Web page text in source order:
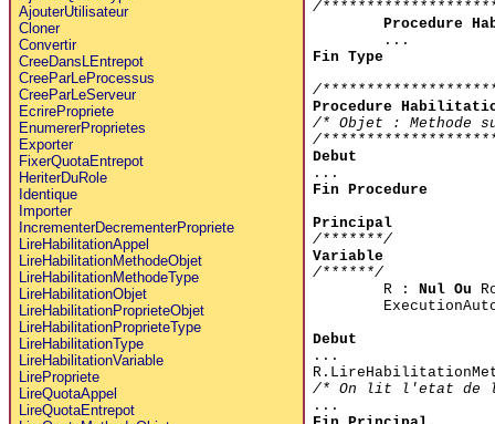
AjouterUtilisateur
Cloner
Convertir
CreeDansLEntrepot
CreeParLeProcessus
CreeParLeServeur
EcrirePropriete
EnumererProprietes
Exporter
FixerQuotaEntrepot
HeriterDuRole
Identique
Importer
IncrementerDecrementerPropriete
LireHabilitationAppel
LireHabilitationMethodeObjet
LireHabilitationMethodeType
LireHabilitationObjet
LireHabilitationProprieteObjet
LireHabilitationProprieteType
LireHabilitationType
LireHabilitationVariable
LirePropriete
LireQuotaAppel
LireQuotaEntrepot
/
Procedure
...
Fin Type
/
Procedure
/* Objet : Methode
/
Debut
...
Fin Procedure
Principal
/*******/
Variable
/******/
R : Nul Ou
Debut
...
/* On lit l'etat de
...